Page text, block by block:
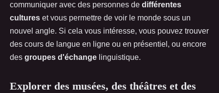
communiquer avec des personnes de différentes
cultures et vous permettre de voir le monde sous un
nouvel angle. Si cela vous intéresse, vous pouvez trouver
des cours de langue en ligne ou en présentiel, ou encore
des groupes d'échange linguistique.
Explorer des musées, des théâtres et des